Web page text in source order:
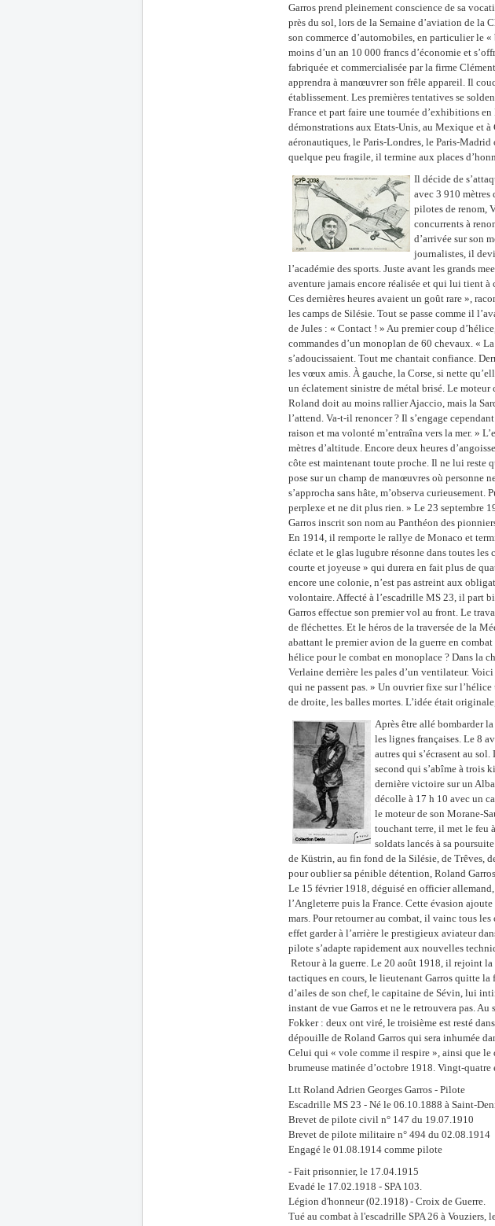
Garros prend pleinement conscience de sa
près du sol, lors de la Semaine d’aviation de la
son commerce d’automobiles, en particulier le
moins d’un an 10 000 francs d’économie et
fabriquée et commercialisée par la firme
apprendra à manœuvrer son frêle appareil. Il
établissement. Les premières tentatives se
France et part faire une tournée d’exhibitions
démonstrations aux Etats-Unis, au Mexique et
aéronautiques, le Paris-Londres, le Paris-
quelque peu fragile, il termine aux places
Il décide de
avec 3 910
pilotes de renom,
concurrents à
d’arrivée sur son
journalistes, il
l’académie des sports. Juste avant les grands
aventure jamais encore réalisée et qui lui tient
Ces dernières heures avaient un goût rare »,
les camps de Silésie. Tout se passe comme il
de Jules : « Contact ! » Au premier coup
commandes d’un monoplan de 60 chevaux. «
s’adoucissaient. Tout me chantait confiance.
les vœux amis. À gauche, la Corse, si nette
un éclatement sinistre de métal brisé. Le
Roland doit au moins rallier Ajaccio, mais la
l’attend. Va-t-il renoncer ? Il s’engage
raison et ma volonté m’entraîna vers la mer. »
mètres d’altitude. Encore deux heures
côte est maintenant toute proche. Il ne lui reste
pose sur un champ de manœuvres où personne
s’approcha sans hâte, m’observa
perplexe et ne dit plus rien. » Le 23 septembre
Garros inscrit son nom au Panthéon des
En 1914, il remporte le rallye de Monaco et
éclate et le glas lugubre résonne dans toutes
courte et joyeuse » qui durera en fait plus de
encore une colonie, n’est pas astreint aux
volontaire. Affecté à l’escadrille MS 23, il part
Garros effectue son premier vol au front. Le
de fléchettes. Et le héros de la traversée de la
abattant le premier avion de la guerre en
hélice pour le combat en monoplace ? Dans la
Verlaine derrière les pales d’un ventilateur.
qui ne passent pas. » Un ouvrier fixe sur
de droite, les balles mortes. L’idée était
Après être allé bombarder
les lignes françaises. Le 8
autres qui s’écrasent au
second qui s’abîme à trois
dernière victoire sur un
décolle à 17 h 10 avec un
le moteur de son Morane-
touchant terre, il met le feu
soldats lancés à sa
de Küstrin, au fin fond de la Silésie, de Trêves,
pour oublier sa pénible détention, Roland
Le 15 février 1918, déguisé en officier
l’Angleterre puis la France. Cette évasion
mars. Pour retourner au combat, il vainc tous
effet garder à l’arrière le prestigieux aviateur
pilote s’adapte rapidement aux nouvelles
Retour à la guerre. Le 20 août 1918, il rejoint
tactiques en cours, le lieutenant Garros quitte la
d’ailes de son chef, le capitaine de Sévin, lui
instant de vue Garros et ne le retrouvera pas.
Fokker : deux ont viré, le troisième est resté
dépouille de Roland Garros qui sera inhumée
Celui qui « vole comme il respire », ainsi que le
brumeuse matinée d’octobre 1918. Vingt-
Ltt Roland Adrien Georges Garros - Pilote
Escadrille MS 23 - Né le 06.10.1888 à Saint-
Brevet de pilote civil n° 147 du 19.07.1910
Brevet de pilote militaire n° 494 du 02.08.1914
Engagé le 01.08.1914 comme pilote
- Fait prisonnier, le 17.04.1915
Evadé le 17.02.1918 - SPA 103.
Légion d'honneur (02.1918) - Croix de Guerre.
Tué au combat à l'escadrille SPA 26 à Vouziers,